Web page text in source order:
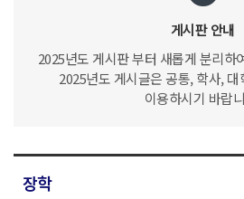
게시판 안내
2025년도 게시판 부터 새롭게 분리하
2025년도 게시글은 공통, 학사,
이용하시기 바랍
장학